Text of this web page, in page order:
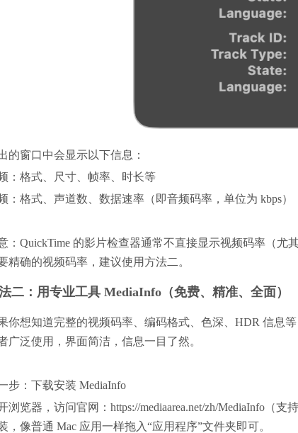
的窗口中会显示以下信息：
：格式、尺寸、帧率、时长等
：格式、声道数、数据速率（即音频码率，单位为 kbps）
：QuickTime 的影片检查器通常不直接显示视频码率（
精确的视频码率，建议使用方法二。
二：用专业工具 MediaInfo（免费、精准、全面）
你想知道完整的视频码率、编码格式、色深、HDR 信息
广泛使用，界面简洁，信息一目了然。
步：下载安装 MediaInfo
浏览器，访问官网：https://mediaarea.net/zh/MediaInfo（支
，像普通 Mac 应用一样拖入“应用程序”文件夹即可。